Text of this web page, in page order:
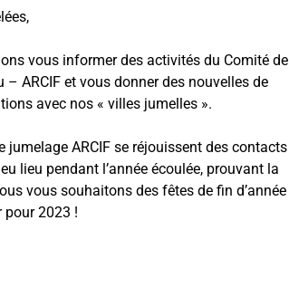
vous informer des activités du Comité de
ARCIF et vous donner des nouvelles de
avec nos « villes jumelles ».
jumelage ARCIF se réjouissent des contacts
lieu pendant l’année écoulée, prouvant la
vous souhaitons des fêtes de fin d’année
pour 2023 !